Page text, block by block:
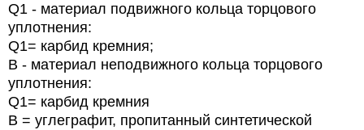
Q1 - материал подвижного кольца торцового
уплотнения:
Q1= карбид кремния;
B - материал неподвижного кольца торцового
уплотнения:
Q1= карбид кремния
B = углеграфит, пропитанный синтетической